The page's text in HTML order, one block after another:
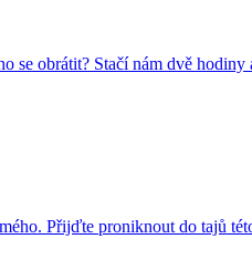
obrátit? Stačí nám dvě hodiny
Přijďte proniknout do tajů